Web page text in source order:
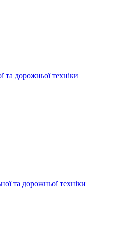
та дорожньої техніки
та дорожньої техніки